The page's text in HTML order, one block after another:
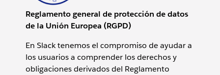
Reglamento general de protección de datos
de la Unión Europea (RGPD)
En Slack tenemos el compromiso de ayudar a
los usuarios a comprender los derechos y
obligaciones derivados del Reglamento